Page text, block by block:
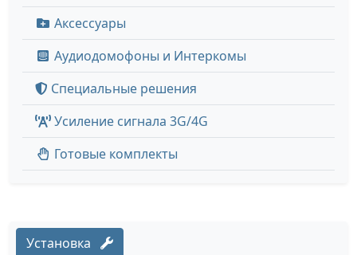
Аксессуары
Аудиодомофоны и Интеркомы
Специальные решения
Усиление сигнала 3G/4G
Готовые комплекты
Установка